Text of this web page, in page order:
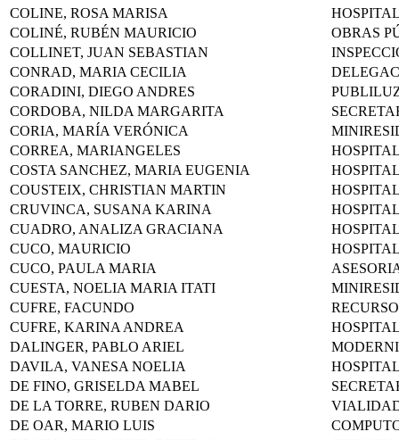
COLINE, ROSA MARISA
COLINÉ, RUBÉN MAURICIO
OBRAS
COLLINET, JUAN SEBASTIAN
CONRAD, MARIA CECILIA
CORADINI, DIEGO ANDRES
CORDOBA, NILDA MARGARITA
CORIA, MARÍA VERÓNICA
CORREA, MARIANGELES
COSTA SANCHEZ, MARIA EUGENIA
COUSTEIX, CHRISTIAN MARTIN
CRUVINCA, SUSANA KARINA
CUADRO, ANALIZA GRACIANA
CUCO, MAURICIO
CUCO, PAULA MARIA
CUESTA, NOELIA MARIA ITATI
CUFRE, FACUNDO
CUFRE, KARINA ANDREA
DALINGER, PABLO ARIEL
DAVILA, VANESA NOELIA
DE FINO, GRISELDA MABEL
DE LA TORRE, RUBEN DARIO
DE OAR, MARIO LUIS